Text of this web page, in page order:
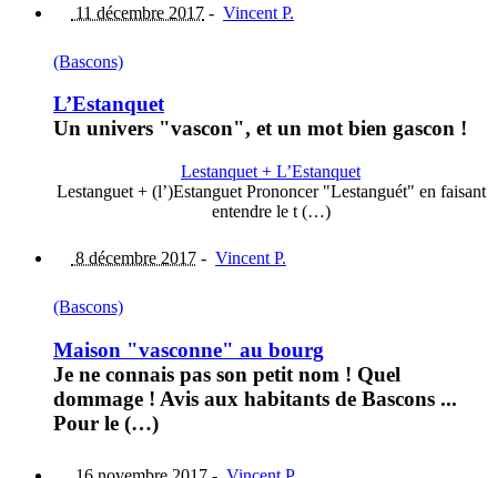
11 décembre 2017 - Vincent P.
(Bascons)
L’Estanquet
Un univers "vascon", et un mot bien gascon !
Lestanquet + L’Estanquet
Lestanguet + (l’)Estanguet Prononcer "Lestanguét" en faisant
entendre le t (…)
8 décembre 2017 - Vincent P.
(Bascons)
Maison "vasconne" au bourg
Je ne connais pas son petit nom ! Quel
dommage ! Avis aux habitants de Bascons ...
Pour le (…)